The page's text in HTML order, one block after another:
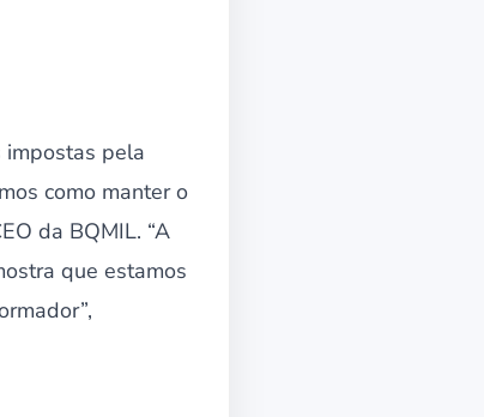
impostas pela
como manter o
da BQMIL. “A
que estamos